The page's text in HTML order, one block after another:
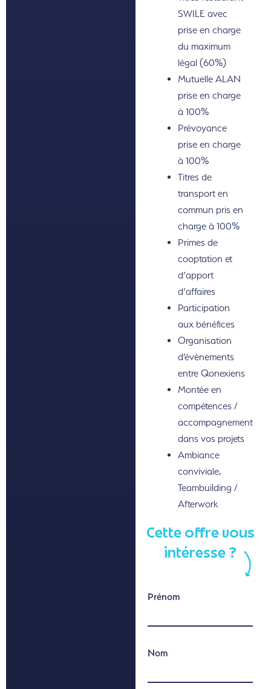
SWILE avec
prise en charge
du maximum
légal (60%)
Mutuelle ALAN
prise en charge
à 100%
Prévoyance
prise en charge
à 100%
Titres de
transport en
commun pris en
charge à 100%
Primes de
cooptation et
d’apport
d’affaires
Participation
aux bénéfices
Organisation
d’évènements
entre Qonexiens
Montée en
compétences /
accompagnement
dans vos projets
Ambiance
conviviale,
Teambuilding /
Afterwork
Cette offre vous
intéresse ?
Prénom
Nom